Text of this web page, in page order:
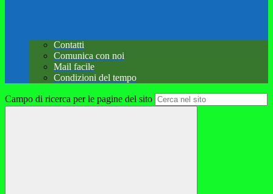
Contatti
Comunica con noi
Mail facile
Condizioni del tempo
Campo di ricerca per le pagine del sito